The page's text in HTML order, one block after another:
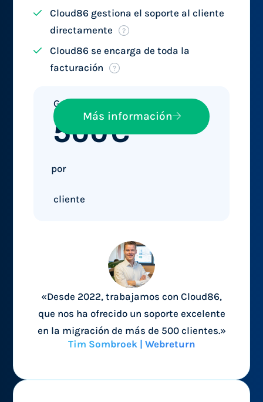
Cloud86 gestiona el soporte al cliente
directamente
Cloud86 se encarga de toda la
facturación
Gana
hasta
500€
por
cliente
Más información
«Desde 2022, trabajamos con Cloud86,
que nos ha ofrecido un soporte excelente
en la migración de más de 500 clientes.»
Tim Sombroek | Webreturn